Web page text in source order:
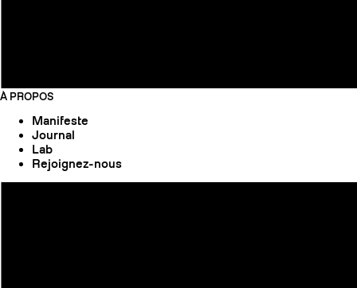
À PROPOS
Manifeste
Journal
Lab
Rejoignez-nous